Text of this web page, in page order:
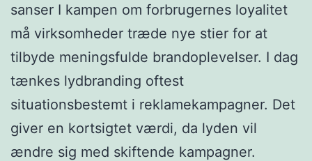
sanser I kampen om forbrugernes loyalitet
må virksomheder træde nye stier for at
tilbyde meningsfulde brandoplevelser. I dag
tænkes lydbranding oftest
situationsbestemt i reklamekampagner. Det
giver en kortsigtet værdi, da lyden vil
ændre sig med skiftende kampagner.